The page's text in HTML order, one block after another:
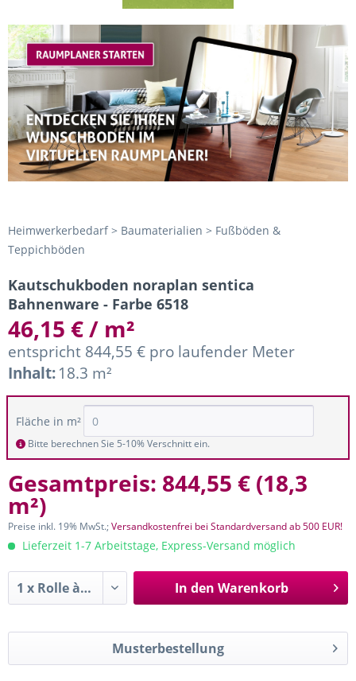
Heimwerkerbedarf > Baumaterialien > Fußböden &
Teppichböden
Kautschukboden noraplan sentica
Bahnenware - Farbe 6518
46,15 € / m²
entspricht 844,55 € pro laufender Meter
Inhalt:18.3 m²
Fläche in m²
Bitte berechnen Sie 5-10% Verschnitt ein.
Gesamtpreis: 844,55 € (18,3
m²)
Preise inkl. 19% MwSt.;Versandkostenfrei bei Standardversand ab 500 EUR!
Lieferzeit 1-7 Arbeitstage, Express-Versand möglich
In den Warenkorb
Musterbestellung